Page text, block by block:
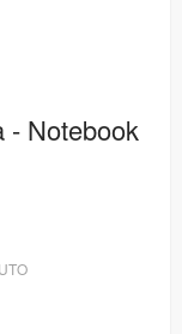
- Notebook